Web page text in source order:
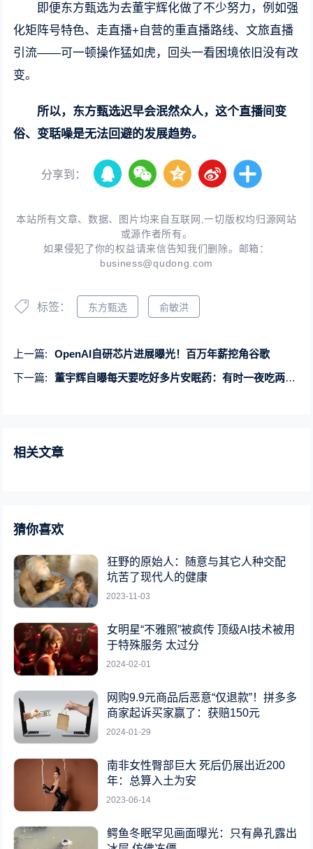
即便东方甄选为去董宇辉化做了不少努力，例如强
化矩阵号特色、走直播+自营的重直播路线、文旅直播
引流——可一顿操作猛如虎，回头一看困境依旧没有改
变。
所以，东方甄选迟早会泯然众人，这个直播间变
俗、变聒噪是无法回避的发展趋势。
分享到：
本站所有文章、数据、图片均来自互联网,一切版权均归源网站
或源作者所有。
如果侵犯了你的权益请来信告知我们删除。邮箱：
business@qudong.com
标签： 东方甄选 俞敏洪
上一篇:
OpenAI自研芯片进展曝光！百万年薪挖角谷歌
下一篇:
董宇辉自曝每天要吃好多片安眠药：有时一夜吃两次 非常痛苦
相关文章
猜你喜欢
狂野的原始人：随意与其它人种交配
坑苦了现代人的健康
2023-11-03
女明星“不雅照”被疯传 顶级AI技术被用
于特殊服务 太过分
2024-02-01
网购9.9元商品后恶意“仅退款”！拼多多
商家起诉买家赢了：获赔150元
2024-01-29
南非女性臀部巨大 死后仍展出近200
年：总算入土为安
2023-06-14
鳄鱼冬眠罕见画面曝光：只有鼻孔露出